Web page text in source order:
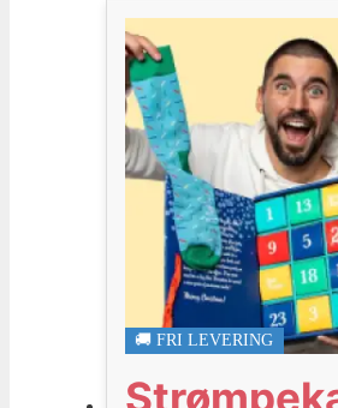
🚚 FRI LEVERING